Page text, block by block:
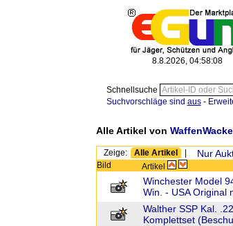
8.8.2026, 04:58:08
Schnellsuche
Suchvorschläge sind aus-
Alle Artikel von
Zeige: Alle Artikel Nur
Bild Artikel
Winchester Model
Win. - USA Original
Walther SSP Kal.
Komplettset